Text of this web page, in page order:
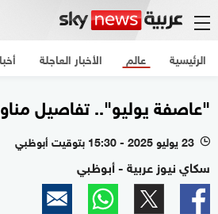
الرئيسية الأخبار العاجلة عالم
"عاصفة يوليو".. تفاصيل
l 23 يوليو 2025 - 15:30 بتوقيت أبوظبي
سكاي نيوز عربية - أبوظبي